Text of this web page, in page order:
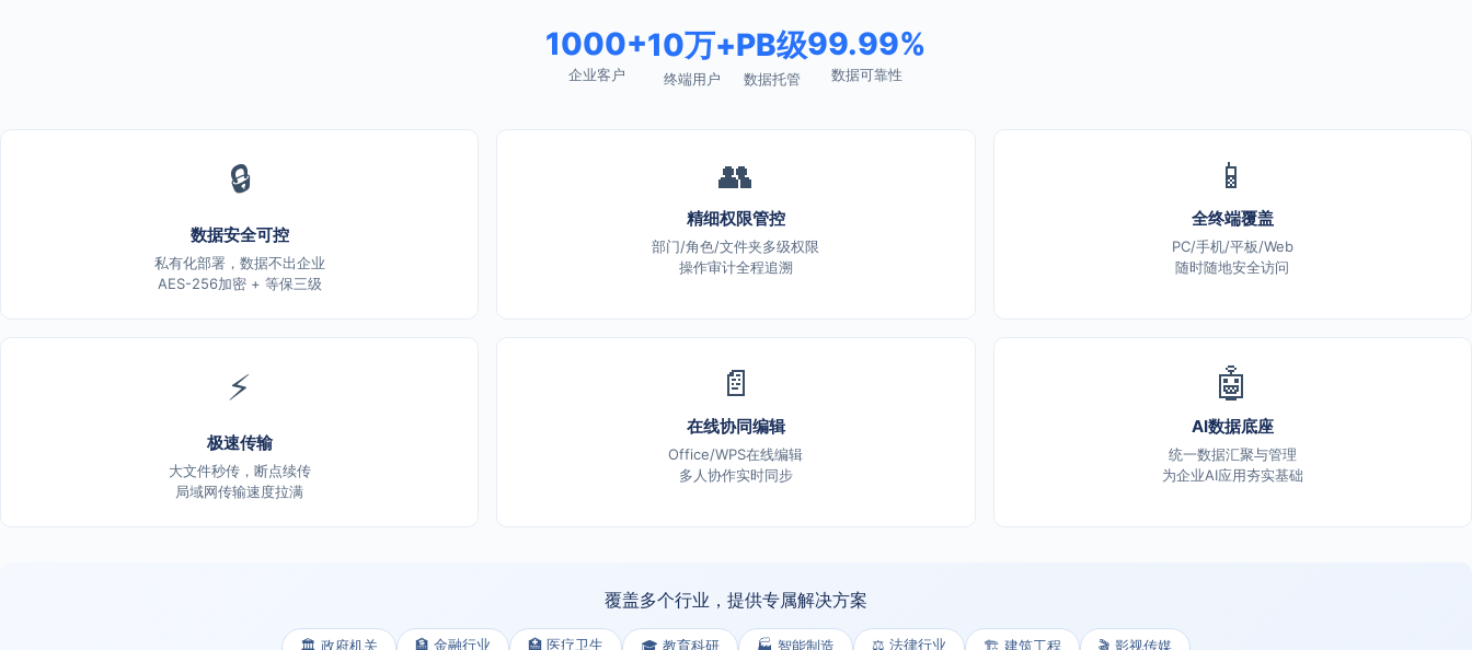
1000+
企业客户
10万+
终端用户
PB级
数据托管
99.99%
数据可靠性
🔒
数据安全可控
私有化部署，数据不出企业
AES-256加密 + 等保三级
👥
精细权限管控
部门/角色/文件夹多级权限
操作审计全程追溯
📱
全终端覆盖
PC/手机/平板/Web
随时随地安全访问
⚡
极速传输
大文件秒传，断点续传
局域网传输速度拉满
📄
在线协同编辑
Office/WPS在线编辑
多人协作实时同步
🤖
AI数据底座
统一数据汇聚与管理
为企业AI应用夯实基础
覆盖多个行业，提供专属解决方案
🏛️ 政府机关 🏦 金融行业 🏥 医疗卫生 🎓 教育科研 🏭 智能制造 ⚖️ 法律行业 🏗️ 建筑工程 🎬 影视传媒